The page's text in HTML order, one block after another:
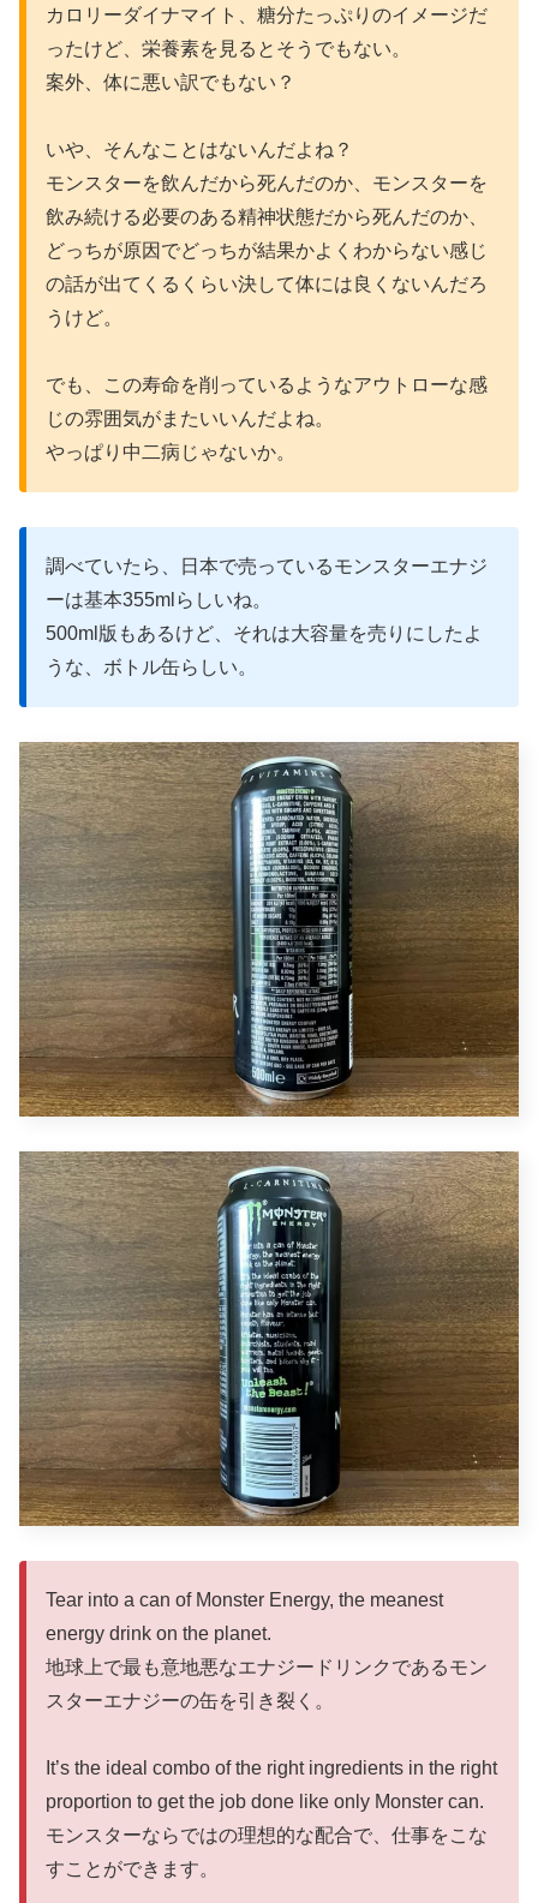
カロリーダイナマイト、糖分たっぷりのイメージだ
ったけど、栄養素を見るとそうでもない。
案外、体に悪い訳でもない？
いや、そんなことはないんだよね？
モンスターを飲んだから死んだのか、モンスターを
飲み続ける必要のある精神状態だから死んだのか、
どっちが原因でどっちが結果かよくわからない感じ
の話が出てくるくらい決して体には良くないんだろ
うけど。
でも、この寿命を削っているようなアウトローな感
じの雰囲気がまたいいんだよね。
やっぱり中二病じゃないか。
調べていたら、日本で売っているモンスターエナジ
ーは基本355mlらしいね。
500ml版もあるけど、それは大容量を売りにしたよ
うな、ボトル缶らしい。
Tear into a can of Monster Energy, the meanest
energy drink on the planet.
地球上で最も意地悪なエナジードリンクであるモン
スターエナジーの缶を引き裂く。
It’s the ideal combo of the right ingredients in the right
proportion to get the job done like only Monster can.
モンスターならではの理想的な配合で、仕事をこな
すことができます。